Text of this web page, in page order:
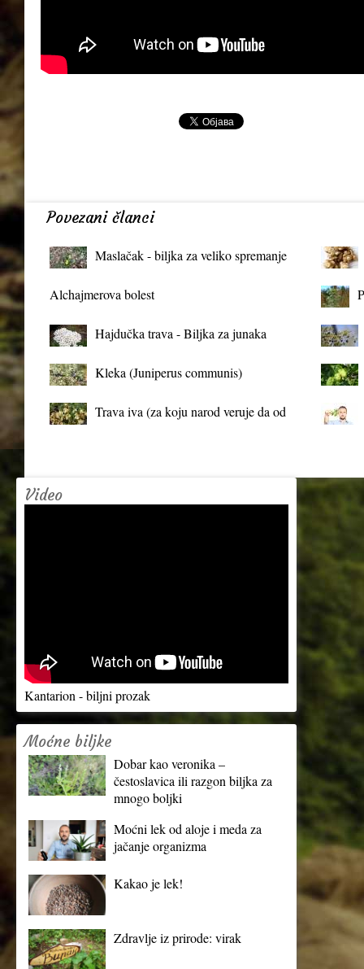
Povezani članci
Maslačak - biljka za veliko spremanje
Alchajmerova bolest
Hajdučka trava - Biljka za junaka
Kleka (Juniperus communis)
Trava iva (za koju narod veruje da od
Video
Kantarion - biljni prozak
Moćne biljke
Dobar kao veronika –
čestoslavica ili razgon biljka za
mnogo boljki
Moćni lek od aloje i meda za
jačanje organizma
Kakao je lek!
Zdravlje iz prirode: virak